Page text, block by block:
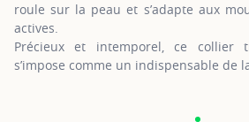
roule sur la peau et s’adapte aux
actives.
Précieux et intemporel, ce collier
s’impose comme un indispensable de